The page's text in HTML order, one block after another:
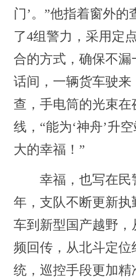
门’。”他指着窗外
了4组警力，采用定
合的方式，确保不
话间，一辆货车驶
查，手电筒的光束
线，“能为‘神舟’升
大的幸福！”
幸福，也写在民
年，支队不断更新
车到新型国产越野
频回传，从北斗定
统，巡控手段更加